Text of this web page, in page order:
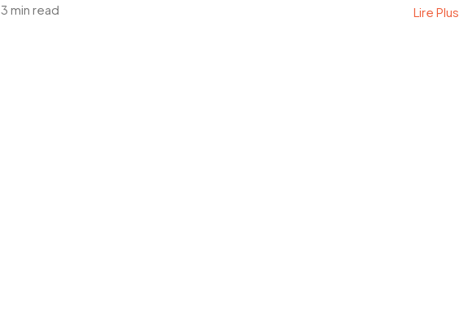
3 min read Lire Plus